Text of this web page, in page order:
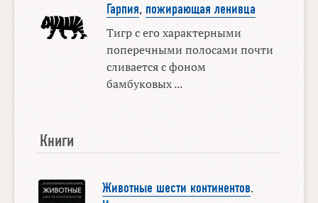
Гарпия, пожирающая ленивца
Тигр с его характерными
поперечными полосами почти
сливается с фоном
бамбуковых ...
Книги
Животные шести континентов.